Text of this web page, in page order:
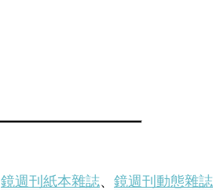
鏡週刊紙本雜誌、 鏡週刊動態雜誌